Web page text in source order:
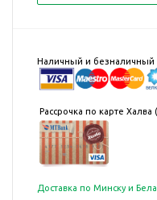
Наличный и безналичный
Рассрочка по карте
Доставка по Минску и